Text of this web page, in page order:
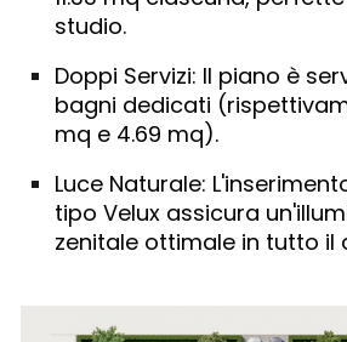
studio.
Doppi Servizi: Il piano è
bagni dedicati
mq e 4.69 mq).
Luce Naturale:
tipoVelux assicura
zenitale ottimale in tutto il